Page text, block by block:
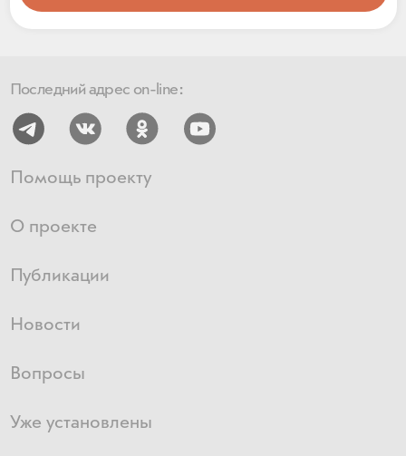
Последний адрес on-line:
Помощь проекту
О проекте
Публикации
Новости
Вопросы
Уже установлены